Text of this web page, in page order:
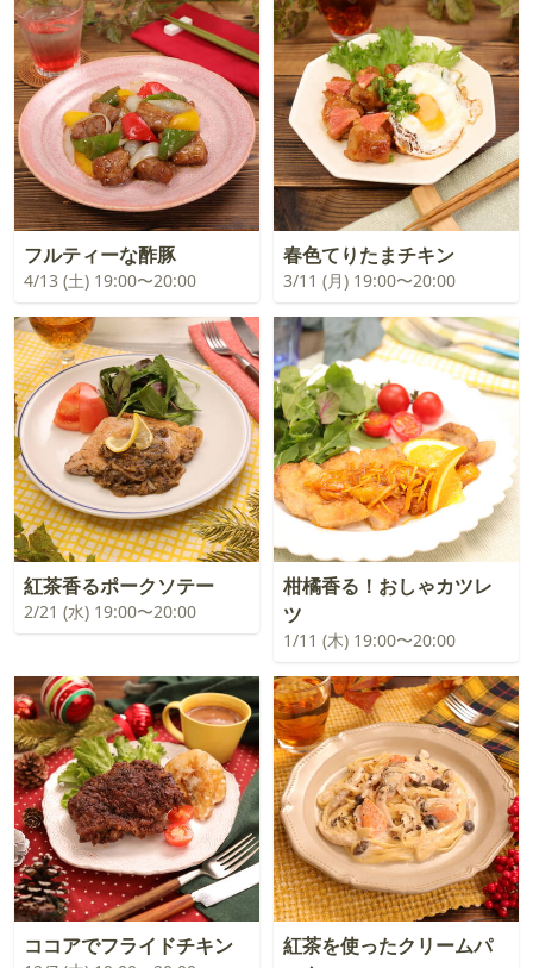
フルティーな酢豚
4/13 (土) 19:00〜20:00
春色てりたまチキン
3/11 (月) 19:00〜20:00
紅茶香るポークソテー
2/21 (水) 19:00〜20:00
柑橘香る！おしゃカツレ
ツ
1/11 (木) 19:00〜20:00
ココアでフライドチキン
紅茶を使ったクリームパ